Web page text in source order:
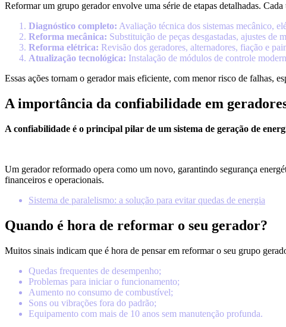
Reformar um grupo gerador envolve uma série de etapas detalhadas.
Diagnóstico completo: Avaliação técnica dos sistemas mecânico,
Reforma mecânica: Substituição de peças desgastadas, ajustes
Reforma elétrica: Revisão dos geradores, alternadores, fiação e
Atualização tecnológica: Instalação de módulos de controle
Essas ações tornam o gerador mais eficiente, com menor risco de falhas,
A importância da confiabilidade em
A confiabilidade é o principal pilar de um sistema de geração de
Um gerador reformado opera como um novo, garantindo segurança
financeiros e operacionais.
Sistema de paralelismo: a solução para evitar quedas de energia
Quando é hora de reformar o seu gerador?
Muitos sinais indicam que é hora de pensar em reformar o seu grupo
Quedas frequentes de desempenho;
Problemas para iniciar o funcionamento;
Aumento no consumo de combustível;
Sons ou vibrações fora do padrão;
Equipamento com mais de 10 anos sem manutenção profunda.